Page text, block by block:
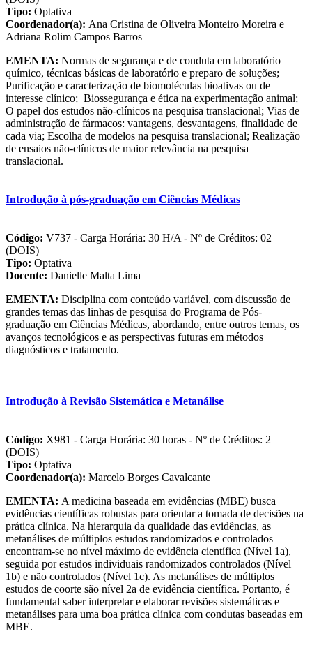
Tipo: Optativa
Coordenador(a): Ana Cristina de Oliveira Monteiro Moreira e
Adriana Rolim Campos Barros
EMENTA: Normas de segurança e de conduta em laboratório
químico, técnicas básicas de laboratório e preparo de soluções;
Purificação e caracterização de biomoléculas bioativas ou de
interesse clínico; Biossegurança e ética na experimentação animal;
O papel dos estudos não-clínicos na pesquisa translacional; Vias de
administração de fármacos: vantagens, desvantagens, finalidade de
cada via; Escolha de modelos na pesquisa translacional; Realização
de ensaios não-clínicos de maior relevância na pesquisa
translacional.
Introdução à pós-graduação em Ciências Médicas
Código: V737 - Carga Horária: 30 H/A - Nº de Créditos: 02
(DOIS)
Tipo: Optativa
Docente: Danielle Malta Lima
EMENTA: Disciplina com conteúdo variável, com discussão de
grandes temas das linhas de pesquisa do Programa de Pós-
graduação em Ciências Médicas, abordando, entre outros temas, os
avanços tecnológicos e as perspectivas futuras em métodos
diagnósticos e tratamento.
Introdução à Revisão Sistemática e Metanálise
Código: X981 - Carga Horária: 30 horas - Nº de Créditos: 2
(DOIS)
Tipo: Optativa
Coordenador(a): Marcelo Borges Cavalcante
EMENTA: A medicina baseada em evidências (MBE) busca
evidências científicas robustas para orientar a tomada de decisões na
prática clínica. Na hierarquia da qualidade das evidências, as
metanálises de múltiplos estudos randomizados e controlados
encontram-se no nível máximo de evidência científica (Nível 1a),
seguida por estudos individuais randomizados controlados (Nível
1b) e não controlados (Nível 1c). As metanálises de múltiplos
estudos de coorte são nível 2a de evidência científica. Portanto, é
fundamental saber interpretar e elaborar revisões sistemáticas e
metanálises para uma boa prática clínica com condutas baseadas em
MBE.